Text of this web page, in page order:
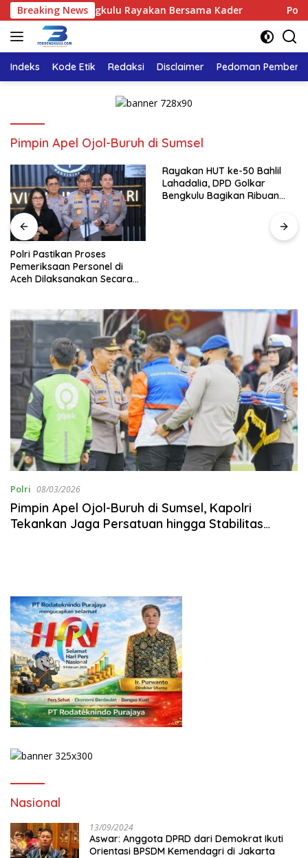
Langsung
ke
konten
Breaking News
Golkar Bengkulu Rayakan Bersama Kader Polri
Indeks Kode Etik Redaksi Disclaimer Pedoman
Pimpin Apel Ojol-Buruh di Sumsel
Polri Pastikan Proses
Pemeriksaan Personel di
Aceh Dilaksanakan Secara
Rayakan HUT ke-50 Bahlil
Lahadalia, DPD Golkar
Bengkulu Bagikan Ribuan
Polri 08/03/2026
Pimpin Apel Ojol-Buruh di Sumsel, Kapolri
Tekankan Jaga Persatuan hingga Stabilitas
Nasional
13/09/2024
Aswar: Anggota DPRD dari Demokrat Ikuti
Orientasi BPSDM Kemendagri di Jakarta